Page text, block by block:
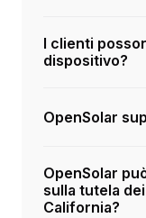
I clienti
dispositivo?
OpenSolar
OpenSolar
sulla tutela
California?